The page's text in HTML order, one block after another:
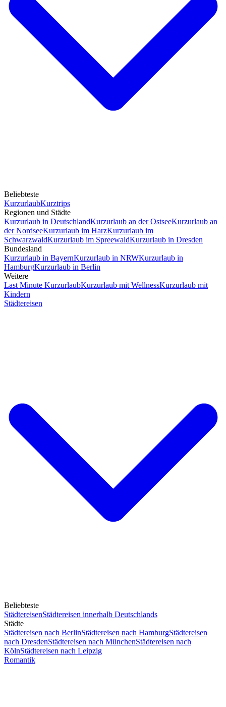
Beliebteste
KurzurlaubKurztrips
Regionen und Städte
Kurzurlaub in DeutschlandKurzurlaub an der OstseeKurzurlaub an
der NordseeKurzurlaub im HarzKurzurlaub im
SchwarzwaldKurzurlaub im SpreewaldKurzurlaub in Dresden
Bundesland
Kurzurlaub in BayernKurzurlaub in NRWKurzurlaub in
HamburgKurzurlaub in Berlin
Weitere
Last Minute KurzurlaubKurzurlaub mit WellnessKurzurlaub mit
Kindern
Städtereisen
Beliebteste
StädtereisenStädtereisen innerhalb Deutschlands
Städte
Städtereisen nach BerlinStädtereisen nach HamburgStädtereisen
nach DresdenStädtereisen nach MünchenStädtereisen nach
KölnStädtereisen nach Leipzig
Romantik